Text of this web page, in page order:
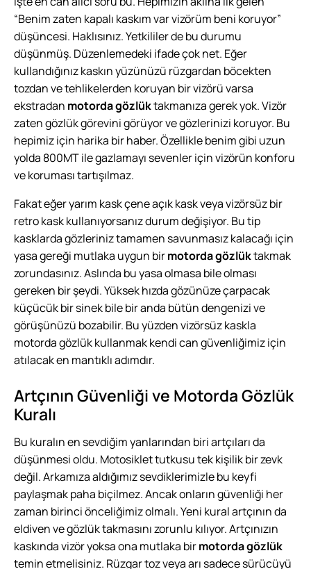
“Benim zaten kapalı kaskım var vizörüm beni koruyor”
düşüncesi. Haklısınız. Yetkililer de bu durumu
düşünmüş. Düzenlemedeki ifade çok net. Eğer
kullandığınız kaskın yüzünüzü rüzgardan böcekten
tozdan ve tehlikelerden koruyan bir vizörü varsa
ekstradan motorda gözlüktakmanıza gerek yok. Vizör
zaten gözlük görevini görüyor ve gözlerinizi koruyor. Bu
hepimiz için harika bir haber. Özellikle benim gibi uzun
yolda 800MT ile gazlamayı sevenler için vizörün konforu
ve koruması tartışılmaz.
Fakat eğer yarım kask çene açık kask veya vizörsüz bir
retro kask kullanıyorsanız durum değişiyor. Bu tip
kasklarda gözleriniz tamamen savunmasız kalacağı için
yasa gereği mutlaka uygun birmotorda gözlüktakmak
zorundasınız. Aslında bu yasa olmasa bile olması
gereken bir şeydi. Yüksek hızda gözünüze çarpacak
küçücük bir sinek bile bir anda bütün dengenizi ve
görüşünüzü bozabilir. Bu yüzden vizörsüz kaskla
motorda gözlük kullanmak kendi can güvenliğimiz için
atılacak en mantıklı adımdır.
Artçının Güvenliği ve Motorda Gözlük
Kuralı
Bu kuralın en sevdiğim yanlarından biri artçıları da
düşünmesi oldu. Motosiklet tutkusu tek kişilik bir zevk
değil. Arkamıza aldığımız sevdiklerimizle bu keyfi
paylaşmak paha biçilmez. Ancak onların güvenliği her
zaman birinci önceliğimiz olmalı. Yeni kural artçının da
eldiven ve gözlük takmasını zorunlu kılıyor. Artçınızın
kaskında vizör yoksa ona mutlaka birmotorda gözlük
temin etmelisiniz. Rüzgar toz veya arı sadece sürücüyü